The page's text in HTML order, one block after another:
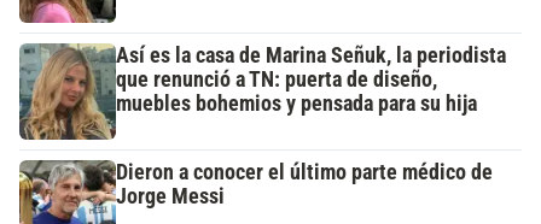
Así es la casa de Marina Señuk, la periodista
que renunció a TN: puerta de diseño,
muebles bohemios y pensada para su hija
Dieron a conocer el último parte médico de
Jorge Messi